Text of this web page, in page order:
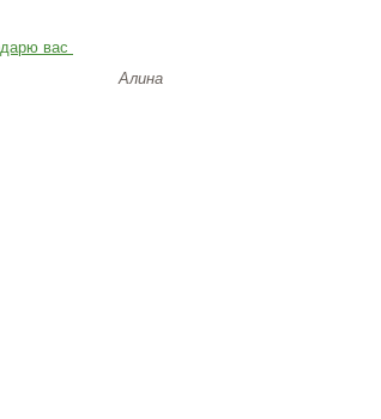
вас
Алина